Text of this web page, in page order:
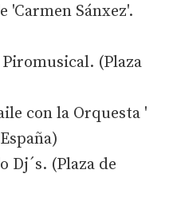
'Carmen Sánxez'.
(Plaza
con la Orquesta '
Dj´s. (Plaza de